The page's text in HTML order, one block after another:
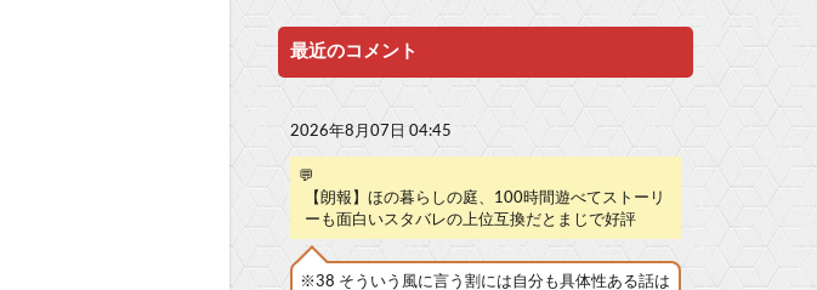
最近のコメント
2026年8月07日 04:45
💬
【朗報】ほの暮らしの庭、100時間遊べてストーリ
ーも面白いスタバレの上位互換だとまじで好評
※38 そういう風に言う割には自分も具体性ある話は